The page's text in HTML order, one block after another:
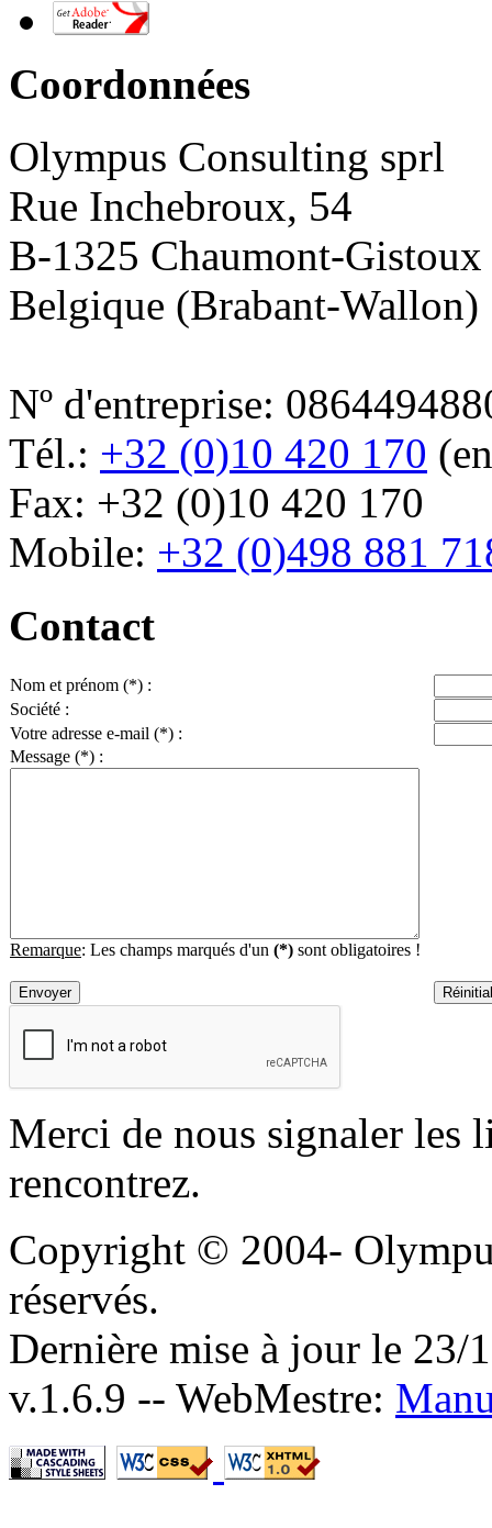
Coordonnées
Olympus Consulting sprl
Rue Inchebroux, 54
B-1325 Chaumont-Gistoux
Belgique (Brabant-Wallon)
Nº d'entreprise:
Tél.: +32 (0)10 420 170
Fax: +32 (0)10 420 170
Mobile: +32 (0)498 881
Contact
Nom et prénom (*) :
Société :
Votre adresse e-mail (*) :
Message (*) :
Remarque: Les champs marqués d'un (*) sont obligatoires !
Merci de nous signaler les
rencontrez.
Copyright © 2004-
réservés.
Dernière mise à jour le 23/
v.1.6.9 -- WebMestre: